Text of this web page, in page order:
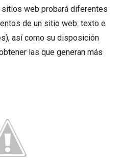
web probará diferentes
de un sitio web: texto e
así como su disposición
las que generan más